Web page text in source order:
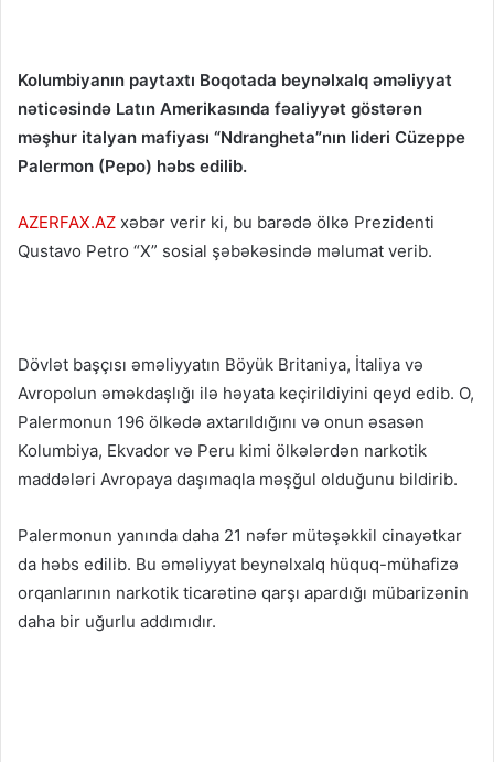
Kolumbiyanın paytaxtı Boqotada beynəlxalq əməliyyat
nəticəsində Latın Amerikasında fəaliyyət göstərən
məşhur italyan mafiyası “Ndrangheta”nın lideri Cüzeppe
Palermon (Pepo) həbs edilib.
AZERFAX.AZ xəbər verir ki, bu barədə ölkə Prezidenti
Qustavo Petro “X” sosial şəbəkəsində məlumat verib.
Dövlət başçısı əməliyyatın Böyük Britaniya, İtaliya və
Avropolun əməkdaşlığı ilə həyata keçirildiyini qeyd edib. O,
Palermonun 196 ölkədə axtarıldığını və onun əsasən
Kolumbiya, Ekvador və Peru kimi ölkələrdən narkotik
maddələri Avropaya daşımaqla məşğul olduğunu bildirib.
Palermonun yanında daha 21 nəfər mütəşəkkil cinayətkar
da həbs edilib. Bu əməliyyat beynəlxalq hüquq-mühafizə
orqanlarının narkotik ticarətinə qarşı apardığı mübarizənin
daha bir uğurlu addımıdır.